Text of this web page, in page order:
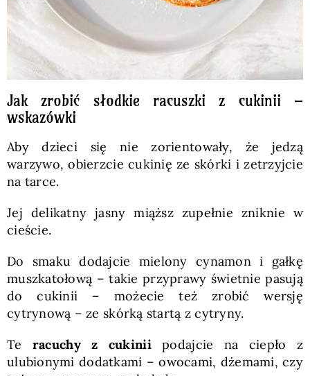
Jak zrobić słodkie racuszki z cukinii –
wskazówki
Aby dzieci się nie zorientowały, że jedzą
warzywo, obierzcie cukinię ze skórki i zetrzyjcie
na tarce.
Jej delikatny jasny miąższ zupełnie zniknie w
cieście.
Do smaku dodajcie mielony cynamon i gałkę
muszkatołową – takie przyprawy świetnie pasują
do cukinii – możecie też zrobić wersję
cytrynową – ze skórką startą z cytryny.
Te racuchy z cukiniipodajcie na ciepło z
ulubionymi dodatkami – owocami, dżemami, czy